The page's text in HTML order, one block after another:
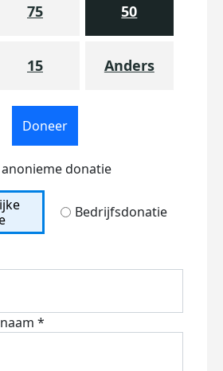
75 50
15 Anders
Doneer
donatie
Bedrijfsdonatie
*